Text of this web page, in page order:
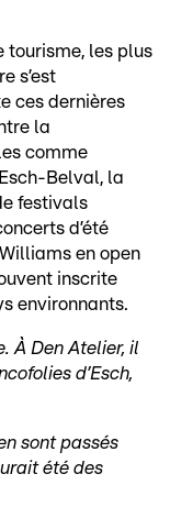
tourisme, les plus
s’est
ces dernières
la
comme
Belval, la
festivals
d’été
en open
inscrite
environnants.
À Den Atelier, il
d’Esch,
sont passés
été des